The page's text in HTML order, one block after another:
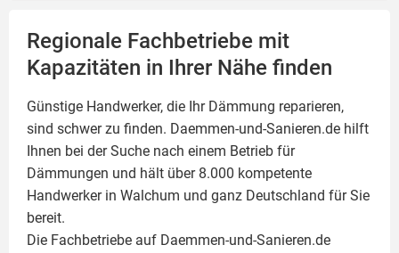
Regionale Fachbetriebe mit
Kapazitäten in Ihrer Nähe finden
Günstige Handwerker, die Ihr Dämmung reparieren,
sind schwer zu finden. Daemmen-und-Sanieren.de hilft
Ihnen bei der Suche nach einem Betrieb für
Dämmungen und hält über 8.000 kompetente
Handwerker in Walchum und ganz Deutschland für Sie
bereit.
Die Fachbetriebe auf Daemmen-und-Sanieren.de